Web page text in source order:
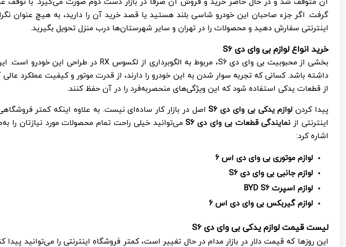
گرفت. اگر جزء صاحبان این خودرو شاسی بلند هستید یا قصد خرید آن را دارید، به هیچ عنوان
اینترنتی سفارش دهید و محصولات را در تهران و سایر شهرستان‌ها درب منزل تحویل بگیرید.
خرید انواع لوازم بی وای دی S6
بخشی از محبوبیت بی وای دیS6، مربوط به الگوبرداری از لکسوس RX در طراحی این خودرو است.
داشته باشد. کسانی که تجربه سوار شدن به این خودرو را دارند، از قدرت موتور و کیفیت عملکرد
از قطعات یدکی استفاده شود که این ویژگی‌های منحصربه‌فرد را در آن حفظ کنند.
پیدا کردن لوازم یدکی بی وای دیS6اصل در بازار کار ساده‌ای نیست. به علاوه اینکه کمتر
اینترنتی از نمایندگی قطعات بی وای دیS6 می‌توانید خیلی راحت تمام محصولات مورد نیازتان را
اشاره کرد:
لوازم موتوری بی وای دی اس 6
لوازم جانبی بی وای دیS6
لوازم اسپرتBYD S6
لوازم گیربکس بی وای دی اس 6
لیست قیمت لوازم یدکی بی وای دی S6
این روزها که قیمت دلار در بازار مدام در حال تغییر است، کمتر فروشگاه اینترنتی را می‌توانید